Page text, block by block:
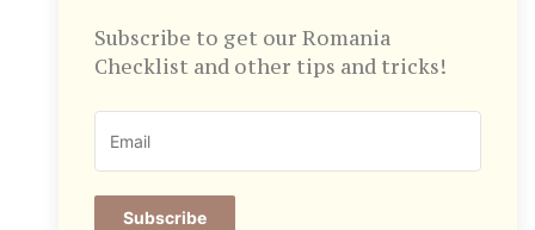
Subscribe to get our Romania
Checklist and other tips and tricks!
Subscribe